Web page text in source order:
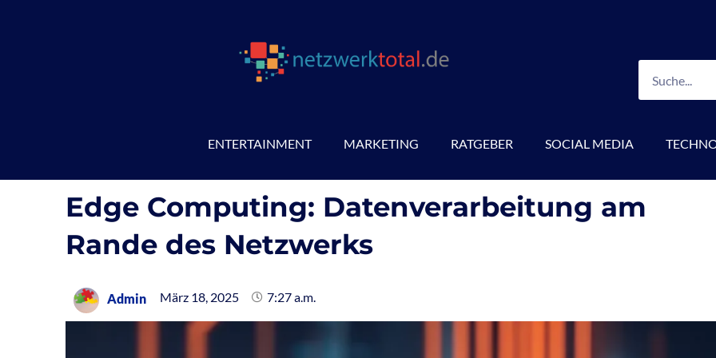
ENTERTAINMENT MARKETING RATGEBER SOCIAL MEDIA
Edge Computing: Datenverarbeitung am
Rande des Netzwerks
Admin März 18, 2025 7:27 a.m.